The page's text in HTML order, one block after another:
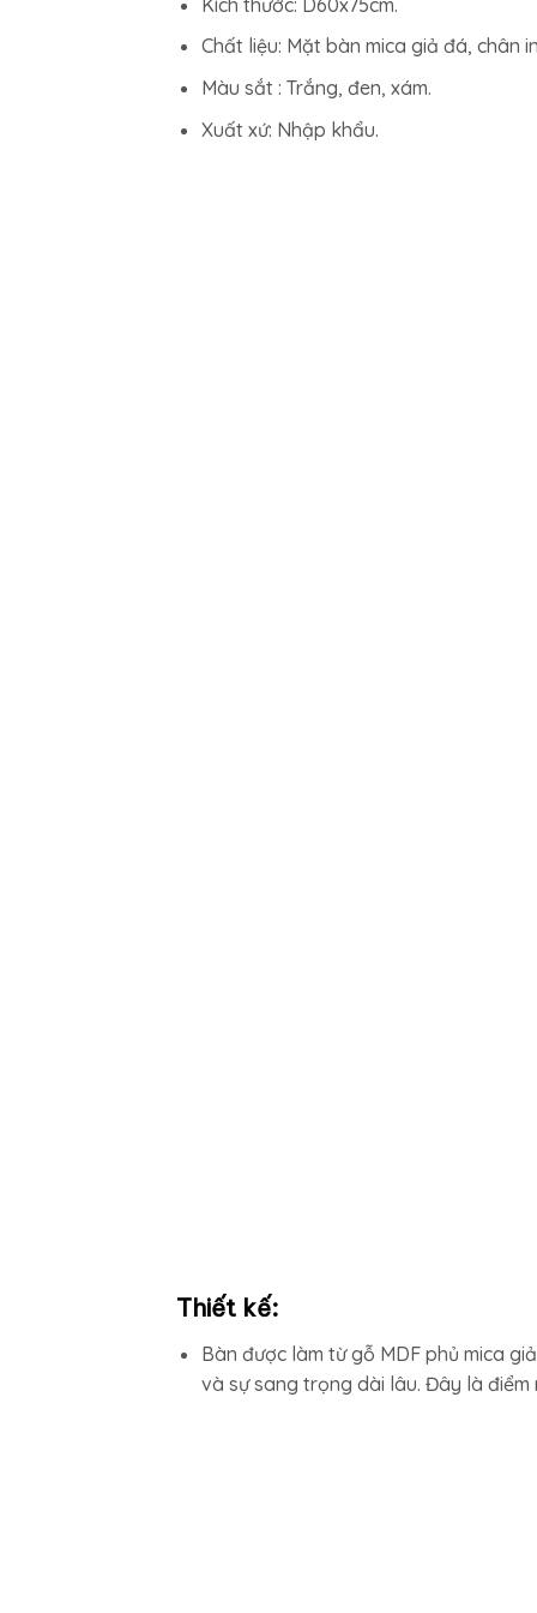
Chất liệu: Mặt bàn mica giả đá, chân
Màu sắt : Trắng, đen, xám.
Xuất xứ: Nhập khẩu.
Thiết kế:
Bàn được làm từ gỗ MDF phủ mica
và sự sang trọng dài lâu. Đây là